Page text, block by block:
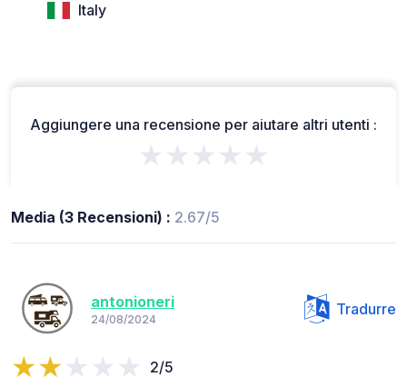
Italy
Aggiungere una recensione per aiutare altri utenti :
★★★★★
Media (3 Recensioni) : 2.67/5
antonioneri
24/08/2024
Tradurre
2/5